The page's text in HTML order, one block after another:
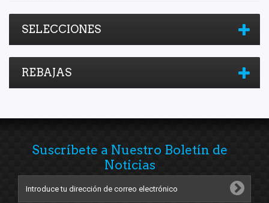
Trasero Izquierdo(1)
SELECCIONES
REBAJAS
Suscríbete a Nuestro Boletín de
Noticias